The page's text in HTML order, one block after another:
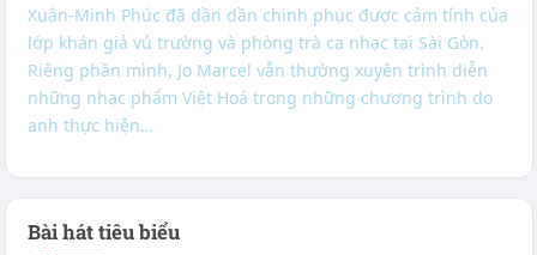
Xuân-Minh Phúc đã dần dần chinh phục được cảm tính của
lớp khán giả vủ trường và phòng trà ca nhạc tại Sài Gòn.
Riêng phần mình, Jo Marcel vẫn thường xuyên trình diễn
những nhạc phẩm Việt Hoá trong những chương trình do
anh thực hiện…
Bài hát tiêu biểu